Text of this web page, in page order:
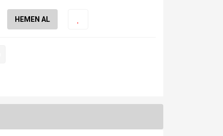
HEMEN AL